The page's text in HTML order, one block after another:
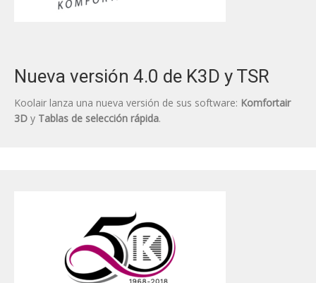
Nueva versión 4.0 de K3D y TSR
Koolair lanza una nueva versión de sus software: Komfortair
3D y Tablas de selección rápida.